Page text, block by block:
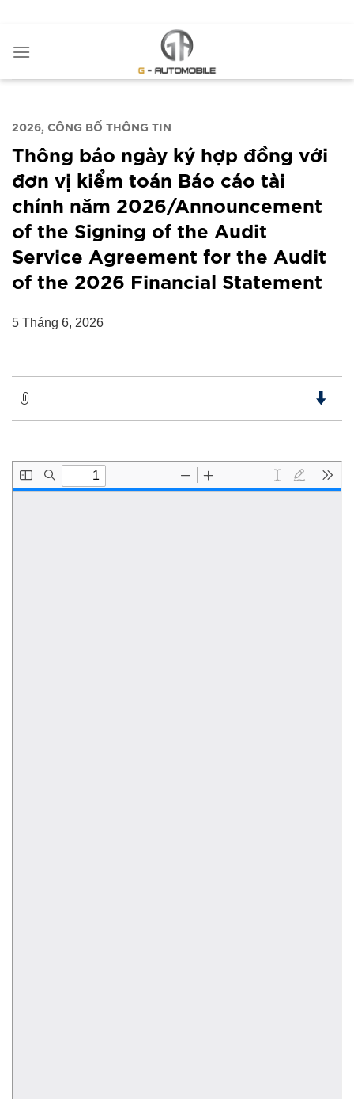
nội
2026 CÔNG BỐ THÔNG TIN
Thông báo ngày ký hợp đồng với
đơn vị kiểm toán Báo cáo tài
chính năm 2026/Announcement
of the Signing of the Audit
Service Agreement for the Audit
of the 2026 Financial Statement
5 Tháng 6, 2026